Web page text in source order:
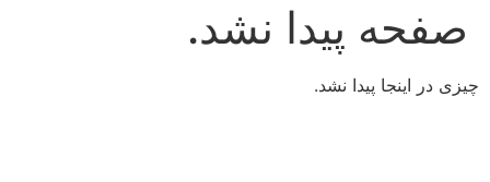
صفحه پیدا نشد.
چیزی در اینجا پیدا نشد.